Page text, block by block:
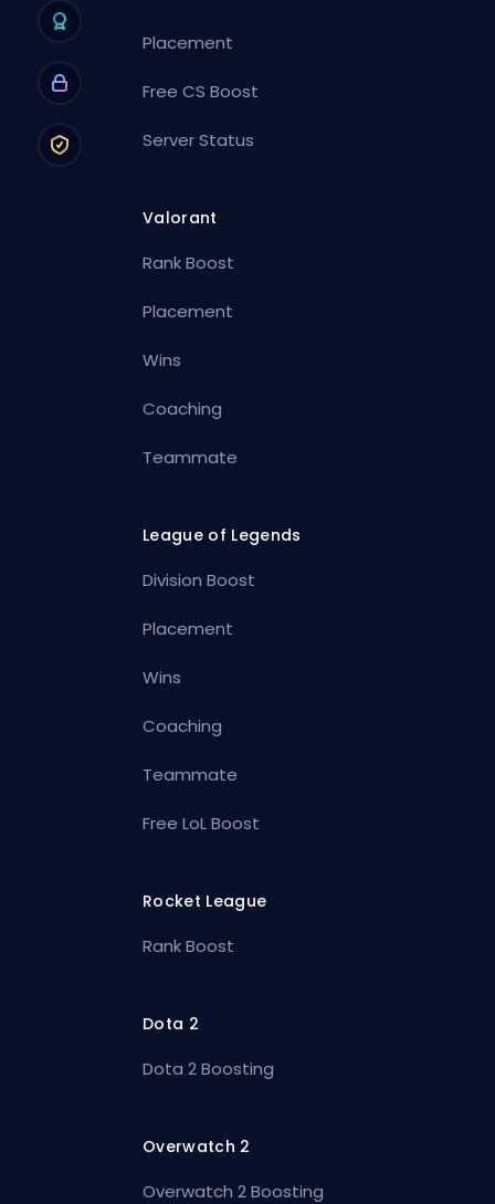
Placement
Free CS Boost
Server Status
Valorant
Rank Boost
Placement
Wins
Coaching
Teammate
League of Legends
Division Boost
Placement
Wins
Coaching
Teammate
Free LoL Boost
Rocket League
Rank Boost
Dota 2
Dota 2 Boosting
Overwatch 2
Overwatch 2 Boosting